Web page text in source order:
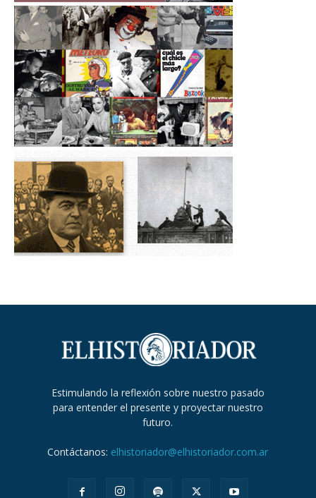
Estimulando la reflexión sobre nuestro pasado
para entender el presente y proyectar nuestro
futuro.
Contáctanos: elhistoriador@elhistoriador.com.ar